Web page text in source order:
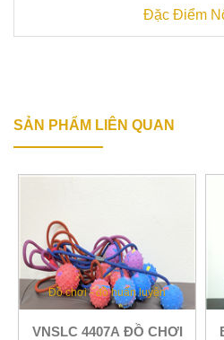
Đặc Điểm
SẢN PHẨM LIÊN QUAN
Xem
BỘ MÈO CÀO BO- 4232
Đồ chơi - đồ huấn luyện